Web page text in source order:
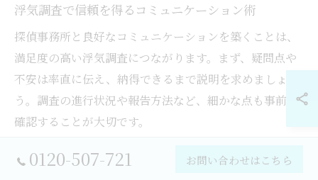
浮気調査で信頼を得るコミュニケーション術
探偵事務所と良好なコミュニケーションを築くことは、
満足度の高い浮気調査につながります。まず、疑問点や
不安は率直に伝え、納得できるまで説明を求めましょ
う。調査の進行状況や報告方法など、細かな点も事前に
確認することが大切です。
依頼者側も、調査の目的や希望を明確に伝えることで、
探偵側との認識のズレを防げます。たとえば、「どのよ
0120-507-721 お問い合わせはこちら